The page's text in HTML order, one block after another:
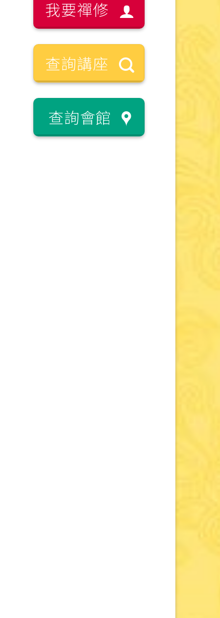
我要禪修
查詢講座
查詢會館